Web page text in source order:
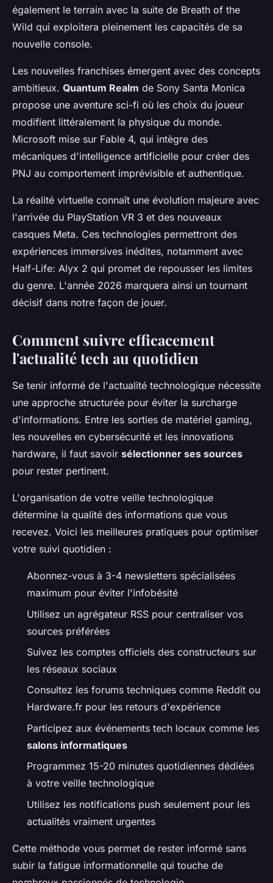
également le terrain avec la suite de Breath of the
Wild qui exploitera pleinement les capacités de sa
nouvelle console.
Les nouvelles franchises émergent avec des concepts
ambitieux. Quantum Realm de Sony Santa Monica
propose une aventure sci-fi où les choix du joueur
modifient littéralement la physique du monde.
Microsoft mise sur Fable 4, qui intègre des
mécaniques d'intelligence artificielle pour créer des
PNJ au comportement imprévisible et authentique.
La réalité virtuelle connaît une évolution majeure avec
l'arrivée du PlayStation VR 3 et des nouveaux
casques Meta. Ces technologies permettront des
expériences immersives inédites, notamment avec
Half-Life: Alyx 2 qui promet de repousser les limites
du genre. L'année 2026 marquera ainsi un tournant
décisif dans notre façon de jouer.
Comment suivre efficacement
l'actualité tech au quotidien
Se tenir informé de l'actualité technologique nécessite
une approche structurée pour éviter la surcharge
d'informations. Entre les sorties de matériel gaming,
les nouvelles en cybersécurité et les innovations
hardware, il faut savoir sélectionner ses sources
pour rester pertinent.
L'organisation de votre veille technologique
détermine la qualité des informations que vous
recevez. Voici les meilleures pratiques pour optimiser
votre suivi quotidien :
Abonnez-vous à 3-4 newsletters spécialisées
maximum pour éviter l'infobésité
Utilisez un agrégateur RSS pour centraliser vos
sources préférées
Suivez les comptes officiels des constructeurs sur
les réseaux sociaux
Consultez les forums techniques comme Reddit ou
Hardware.fr pour les retours d'expérience
Participez aux événements tech locaux comme les
salons informatiques
Programmez 15-20 minutes quotidiennes dédiées
à votre veille technologique
Utilisez les notifications push seulement pour les
actualités vraiment urgentes
Cette méthode vous permet de rester informé sans
subir la fatigue informationnelle qui touche de